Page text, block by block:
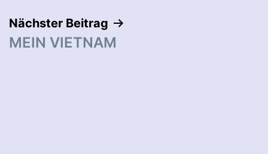
Nächster Beitrag
MEIN VIETNAM